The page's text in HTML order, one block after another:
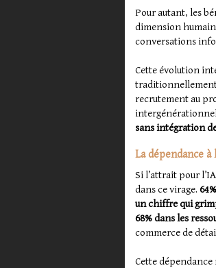
Pour autant, les
dimension
conversations
Cette évolution
traditionnellement
recrutement au
sans intégration
La dépendance
Si l’attrait pour
dans ce virage.
un chiffre qui
68% dans les
commerce de
Cette dépendance